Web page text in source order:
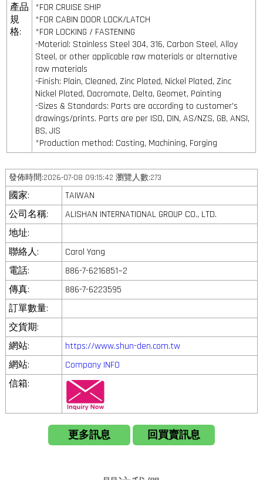
產品
規
格:
*FOR CRUISE SHIP
*FOR CABIN DOOR LOCK/LATCH
*FOR LOCKING / FASTENING
-Material: Stainless Steel 304, 316, Carbon Steel, Alloy
Steel, or other applicable raw materials or alternative
raw materials
-Finish: Plain, Cleaned, Zinc Plated, Nickel Plated, Zinc
Nickel Plated, Dacromate, Delta, Geomet, Painting
-Sizes & Standards: Parts are according to customer's
drawings/prints. Parts are per ISO, DIN, AS/NZS, GB, ANSI,
BS, JIS
*Production method: Casting, Machining, Forging
發佈時間:2026-07-08 09:15:42 瀏覽人數:273
國家:
TAIWAN
公司名稱:
ALISHAN INTERNATIONAL GROUP CO., LTD.
地址:
聯絡人:
Carol Yang
電話:
886-7-6216851~2
傳真:
886-7-6223595
訂單數量:
交貨期:
網站:
https://www.shun-den.com.tw
網站:
Company INFO
信箱:
更多訊息 回買賣訊息